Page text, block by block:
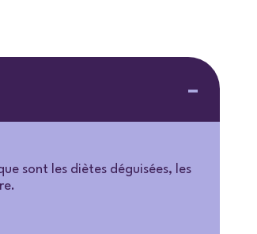
sont les diètes déguisées, les